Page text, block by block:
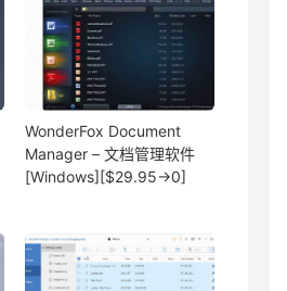
WonderFox Document
Manager – 文档管理软件
[Windows][$29.95→0]